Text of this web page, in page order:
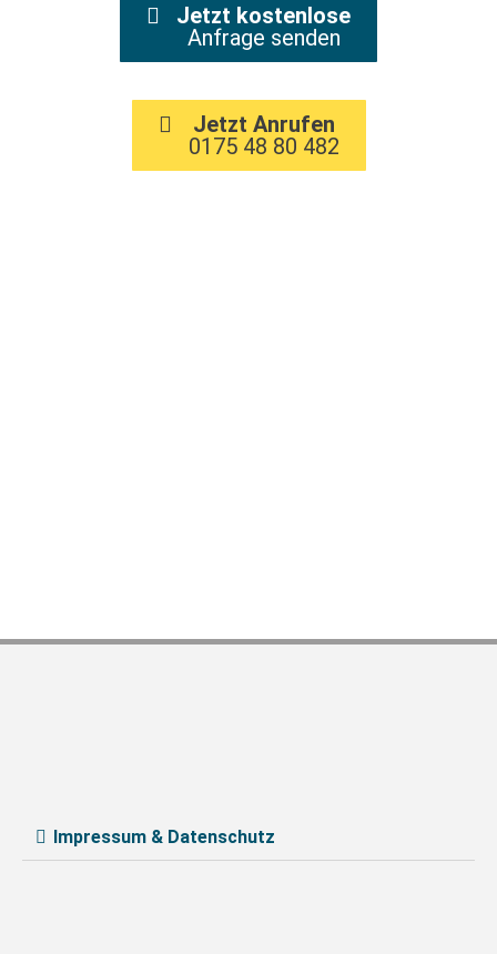
Jetzt kostenlose
Anfrage senden
Jetzt Anrufen
0175 48 80 482
Impressum & Datenschutz